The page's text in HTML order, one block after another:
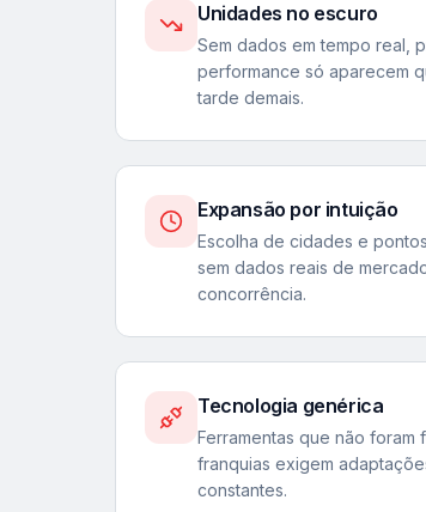
Unidades no escuro
Sem dados em tempo real,
performance só aparecem
tarde demais.
Expansão por intuição
Escolha de cidades e
sem dados reais de
concorrência.
Tecnologia genérica
Ferramentas que não foram
franquias exigem
constantes.